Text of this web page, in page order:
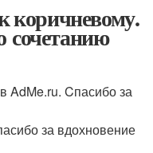
коричневому.
сочетанию
Cпасибо за
за вдохновение